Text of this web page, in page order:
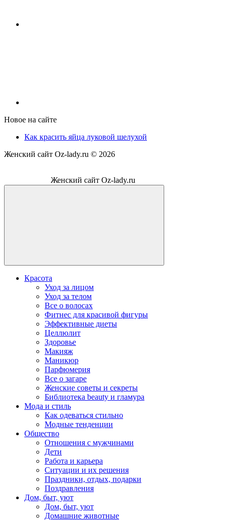
Новое на сайте
Как красить яйца луковой шелухой
Женский сайт Oz-lady.ru © 2026
Женский сайт Oz-lady.ru
Красота
Уход за лицом
Уход за телом
Все о волосах
Фитнес для красивой фигуры
Эффективные диеты
Целлюлит
Здоровье
Макияж
Маникюр
Парфюмерия
Все о загаре
Женские советы и секреты
Библиотека beauty и гламура
Мода и стиль
Как одеваться стильно
Модные тенденции
Общество
Отношения с мужчинами
Дети
Работа и карьера
Ситуации и их решения
Праздники, отдых, подарки
Поздравления
Дом, быт, уют
Дом, быт, уют
Домашние животные